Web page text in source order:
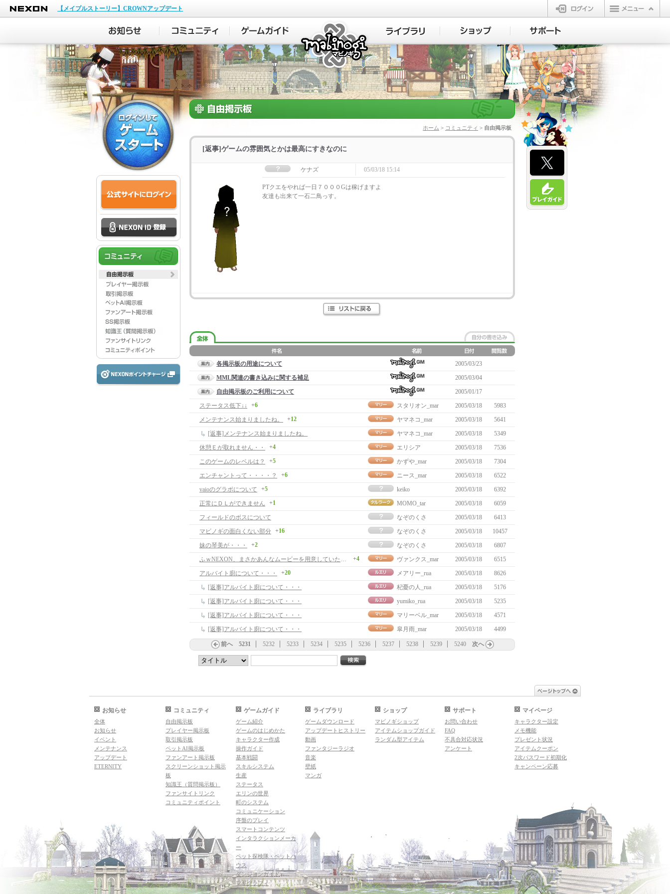
NEXON
【メイプルストーリー】CROWNアップデート
ログイン
マビノギ
ホーム > コミュニティ > 自由掲示板
[返事]ゲームの雰囲気とかは最高にすきなのに
ケナズ 05/03/18 15:14
PTクエをやれば一日７０００Gは稼げますよ
友達も出来て一石二鳥っす。
各掲示板の用途について
2005/03/23
MML関連の書き込みに関する補足
2005/03/04
自由掲示板のご利用について
2005/01/17
ステータス低下↓↓
+6 スタリオン_mar 2005/03/18
5983
メンテナンス始まりましたね。
+12 ヤマネコ_mar 2005/03/18
5641
[返事]メンテナンス始まりましたね。
ヤマネコ_mar 2005/03/18
5349
休憩Ｅが取れません・・
+4 エリシア 2005/03/18
7536
このゲームのレベルは？
+5 かずや_mar 2005/03/18
7304
エンチャントって・・・・？
+6 ニース_mar 2005/03/18
6522
vaioのグラボについて
+5 keiko 2005/03/18
6392
正常にＤＬができません
+1 MOMO_tar 2005/03/18
6059
フィールドのボスについて
なぞのくさ 2005/03/18
6413
マビノギの面白くない部分 +16 なぞのくさ 2005/03/18
10457
妹の琴美が・・・
+2 なぞのくさ 2005/03/18
6807
ふｗNEXON、まさかあんなムービーを用意していたとは・・・
+4 ヴァンクス_mar 2005/03/18
6515
アルバイト廚について・・・
+20 メアリー_rua 2005/03/18
8626
[返事]アルバイト廚について・・・
杞憂の人_rua 2005/03/18
5176
[返事]アルバイト廚について・・・
yumiko_rua 2005/03/18
5235
[返事]アルバイト廚について・・・
マリーベル_mar 2005/03/18
4571
[返事]アルバイト廚について・・・
皐月雨_mar 2005/03/18 4499
前へ 5231 5232 5233 5234 5235 5236 5237 5238 5239 5240 次へ
お知らせ
全体
お知らせ
イベント
メンテナンス
アップデート
ETERNITY
コミュニティ
自由掲示板
プレイヤー掲示板
取引掲示板
ペットAI掲示板
ファンアート掲示板
スクリーンショット掲示
板
知識王（質問掲示板）
ファンサイトリンク
コミュニティポイント
ゲームガイド
ゲーム紹介
ゲームのはじめかた
キャラクター作成
操作ガイド
基本戦闘
スキルシステム
生産
ステータス
エリンの世界
町のシステム
コミュニケーション
序盤のプレイ
スマートコンテンツ
インタラクションメーカ
ー
ペット探検隊・ペットハ
ウス
ダンジョンガイド
マギグラフィ
ライブラリ
ゲームダウンロード
アップデートヒストリー
動画
ファンタジーラジオ
音楽
壁紙
マンガ
ショップ
マビノギショップ
アイテムショップガイド
ランダム型アイテム
サポート
お問い合わせ
FAQ
不具合対応状況
アンケート
マイページ
キャラクター設定
メモ機能
プレゼント状況
アイテムクーポン
2次パスワード初期化
キャンペーン応募